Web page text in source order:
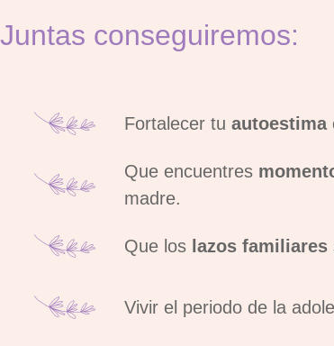
Juntas conseguiremos:
Fortalecer tu autoestima
Que encuentres
madre.
Que los lazos familiares
Vivir el periodo de la